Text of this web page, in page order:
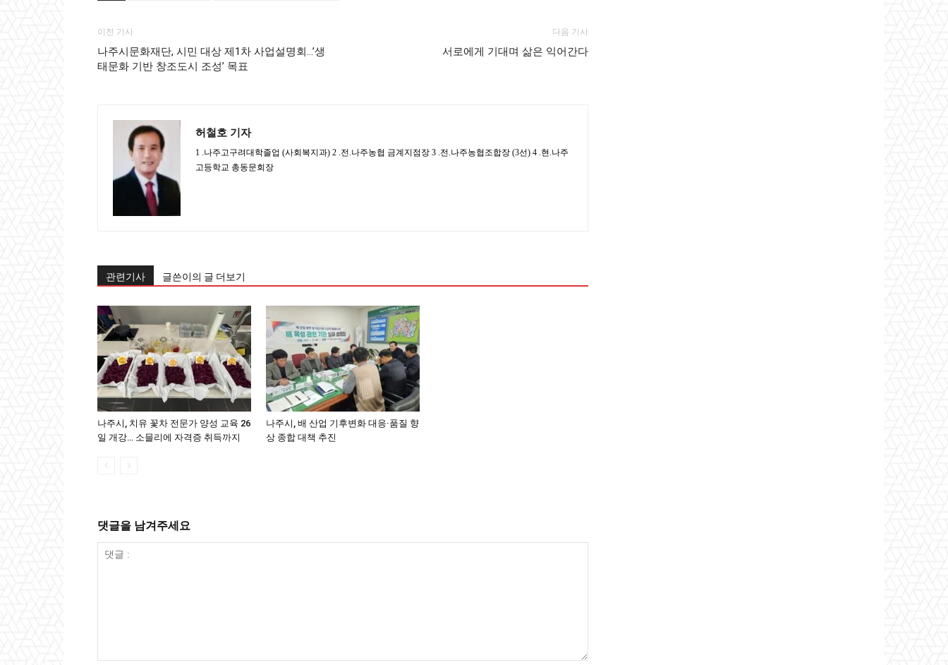
이전 기사
나주시문화재단, 시민 대상 제1차 사업설명회…’생
태문화 기반 창조도시 조성’ 목표
다음 기사
서로에게 기대며 삶은 익어간다
허철호 기자
1 .나주고구려대학졸업 (사회복지과) 2 .전.나주농협 금계지점장 3 .전.나주농협조합장 (3선) 4 .현.나주
고등학교 총동문회장
관련기사 글쓴이의 글 더보기
나주시, 치유 꽃차 전문가 양성 교육 26
일 개강… 소믈리에 자격증 취득까지
나주시, 배 산업 기후변화 대응·품질 향
상 종합 대책 추진
댓글을 남겨주세요